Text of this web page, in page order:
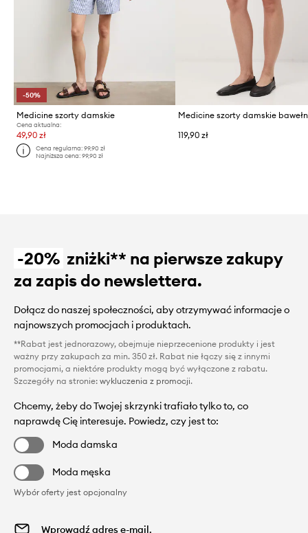
-50%
Medicine szorty damskie
Cena aktualna:
49,90 zł
Cena regularna:99,90 zł
Najniższa cena:99,90 zł
Medicine szorty damskie
119,90 zł
-20% zniżki** na pierwsze zakupy
za zapis do newslettera.
Dołącz do naszej społeczności, aby otrzymywać informacje o
najnowszych promocjach i produktach.
**Rabat jest jednorazowy, obejmuje nieprzecenione produkty i jest
ważny przy zakupach za min. 350 zł. Rabat nie łączy się z innymi
promocjami, a niektóre produkty mogą być wyłączone z rabatu.
Szczegóły na stronie: wykluczenia z promocji.
Chcemy, żeby do Twojej skrzynki trafiało tylko to, co
naprawdę Cię interesuje. Powiedz, czy jest to:
Moda damska
Moda męska
Wybór oferty jest opcjonalny